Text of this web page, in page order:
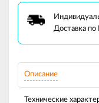
Доставка по
Описание
Технические